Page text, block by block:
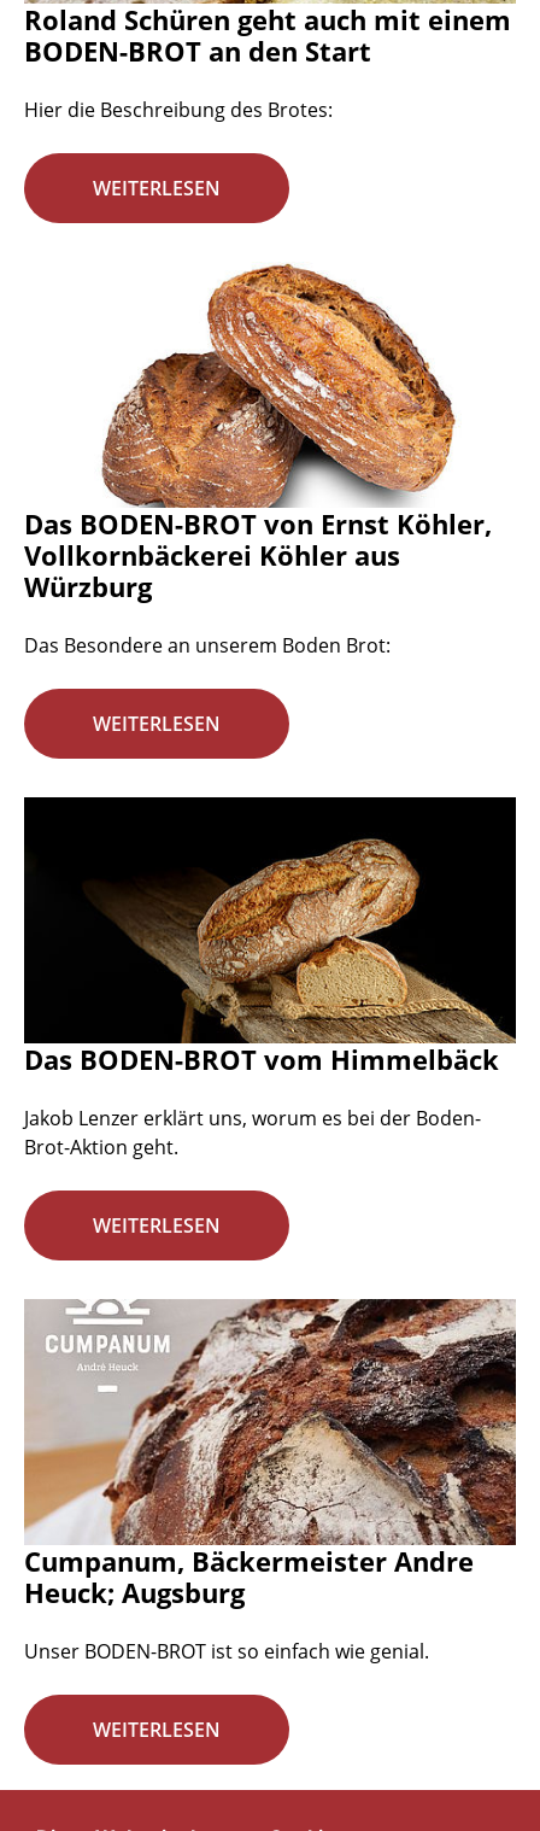
Roland Schüren geht auch mit einem
BODEN-BROT an den Start
Hier die Beschreibung des Brotes:
WEITERLESEN
Das BODEN-BROT von Ernst Köhler,
Vollkornbäckerei Köhler aus
Würzburg
Das Besondere an unserem Boden Brot:
WEITERLESEN
Das BODEN-BROT vom Himmelbäck
Jakob Lenzer erklärt uns, worum es bei der Boden-
Brot-Aktion geht.
WEITERLESEN
Cumpanum, Bäckermeister Andre
Heuck; Augsburg
Unser BODEN-BROT ist so einfach wie genial.
WEITERLESEN